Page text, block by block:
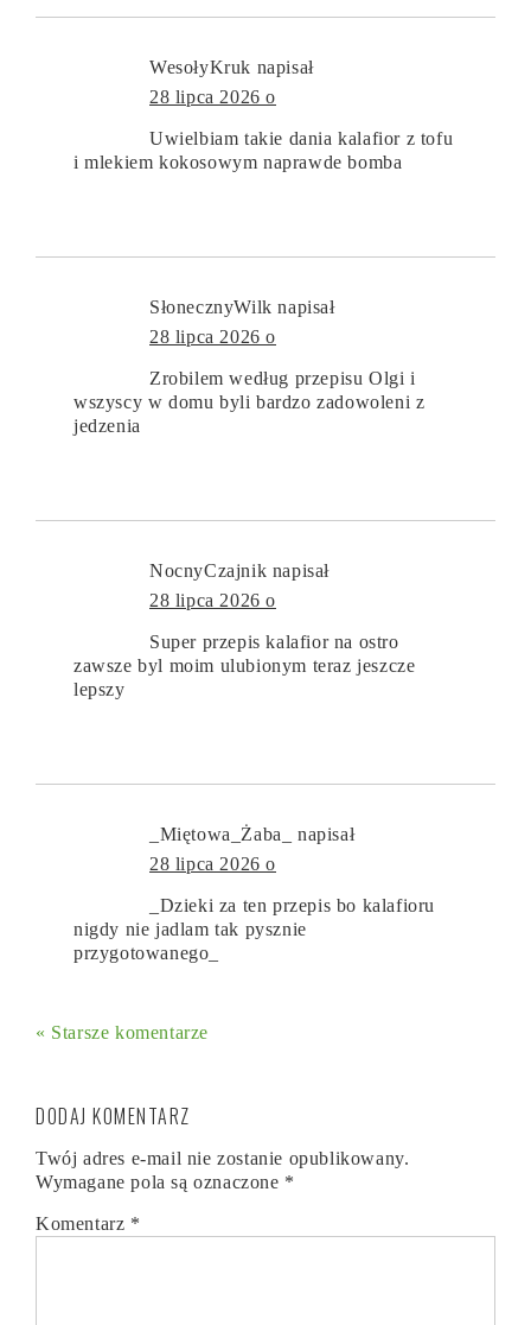
WesołyKruk napisał
28 lipca 2026 o
Uwielbiam takie dania kalafior z tofu
i mlekiem kokosowym naprawde bomba
SłonecznyWilk napisał
28 lipca 2026 o
Zrobilem według przepisu Olgi i
wszyscy w domu byli bardzo zadowoleni z
jedzenia
NocnyCzajnik napisał
28 lipca 2026 o
Super przepis kalafior na ostro
zawsze byl moim ulubionym teraz jeszcze
lepszy
_Miętowa_Żaba_
napisał
28 lipca 2026 o
_Dzieki za ten przepis bo kalafioru
nigdy nie jadlam tak pysznie
przygotowanego_
« Starsze komentarze
DODAJ KOMENTARZ
Twój adres e-mail nie zostanie opublikowany.
Wymagane pola są oznaczone *
Komentarz *